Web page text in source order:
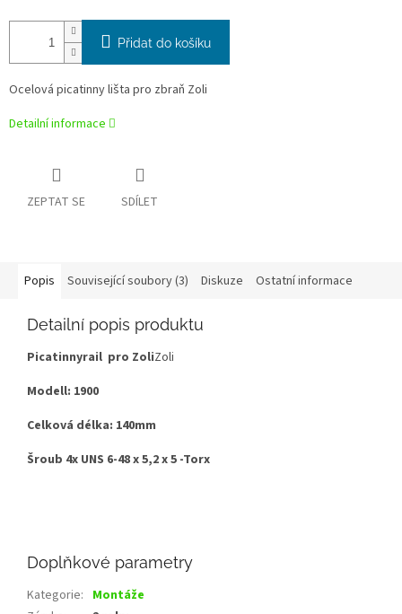
Přidat do košíku
Ocelová picatinny lišta pro zbraň Zoli
Detailní informace
ZEPTAT SE SDÍLET
Popis Související soubory (3) Diskuze Ostatní informace
Detailní popis produktu
Picatinnyrail pro ZoliZoli
Modell: 1900
Celková délka: 140mm
Šroub 4x UNS 6-48 x 5,2 x 5 -Torx
Doplňkové parametry
Kategorie: Montáže